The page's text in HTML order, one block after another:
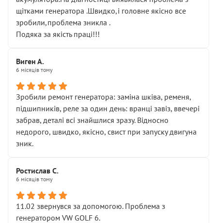
щітками генератора .Швидко,і головне якісно все
зробили,проблема зникла .
Подяка за якість праці!!!
Виген А.
6 місяців тому
Зробили ремонт генератора: заміна шківа, ременя,
підшипників, реле за один день: вранці завіз, ввечері
забрав, деталі всі знайшлися зразу. Відносно
недорого, швидко, якісно, свист при запуску двигуна
зник.
Ростислав С.
6 місяців тому
11.02 звернувся за допомогою. Проблема з
генератором VW GOLF 6.